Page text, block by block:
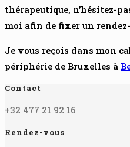
thérapeutique, n’hésitez-
moi afin de fixer un
Je vous reçois dans mon
périphérie de Bruxelles à
Contact
+32 477 21 92 16
Rendez-vous